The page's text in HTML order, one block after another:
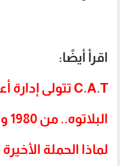
اقرأ أيضًا:
C.A.T تتولى إدارة أعمال الفنان محمد ممدوح
البلاتوه.. من 1980 وأنت طالع
لماذا الحملة